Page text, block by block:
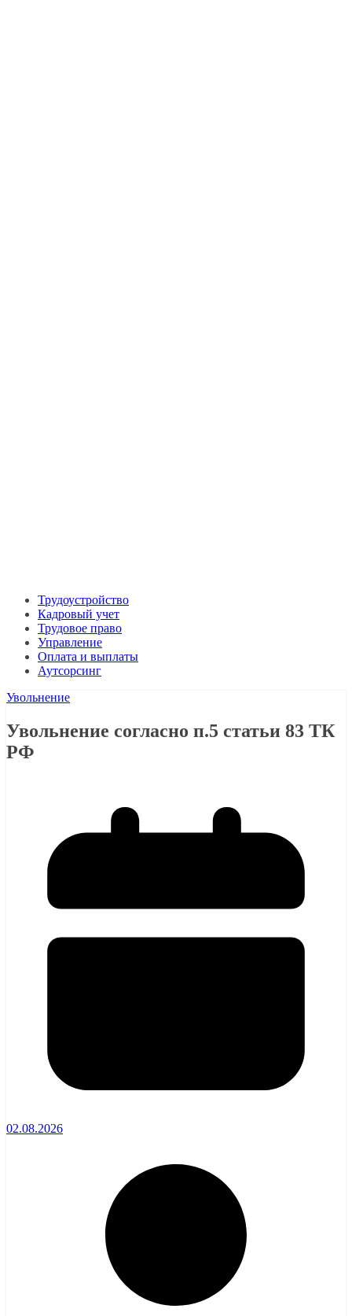
Трудоустройство
Кадровый учет
Трудовое право
Управление
Оплата и выплаты
Аутсорсинг
Увольнение
Увольнение согласно п.5 статьи 83 ТК
РФ
02.08.2026